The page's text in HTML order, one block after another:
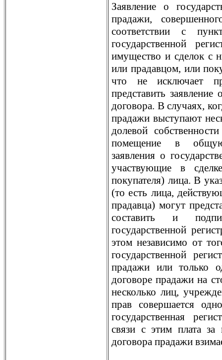
Заявление о
прадажи,
соответствии с
государственной
имущество и сделок с
или прадавцом, или
что не исключает
представить заявление
договора. В случаях,
прадажи выступают
долевой
помещение в общую
заявления о
участвующие в
покупателя) лица. В
(то есть лица,
прадавца) могут
составить и
государственной
этом независимо от
государственной
прадажи или только
договоре прадажи на
несколько лиц,
прав совершается
государственная
связи с этим плата за
договора прадажи